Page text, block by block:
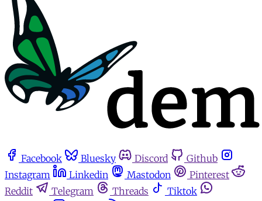
Facebook Bluesky Discord
Github
Instagram
Linkedin Mastodon
Pinterest
Reddit
Telegram Threads
Tiktok